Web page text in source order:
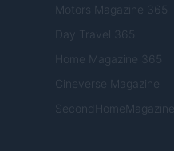
Motors Magazine 365
Day Travel 365
Home Magazine 365
Cineverse Magazine
SecondHomeMagazine